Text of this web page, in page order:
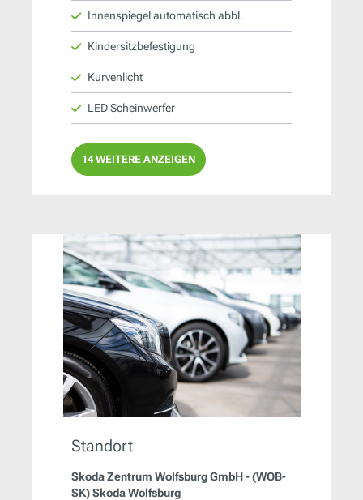
Innenspiegel automatisch abbl.
Kindersitzbefestigung
Kurvenlicht
LED Scheinwerfer
14 WEITERE ANZEIGEN
Standort
Skoda Zentrum Wolfsburg GmbH - (WOB-
SK) Skoda Wolfsburg